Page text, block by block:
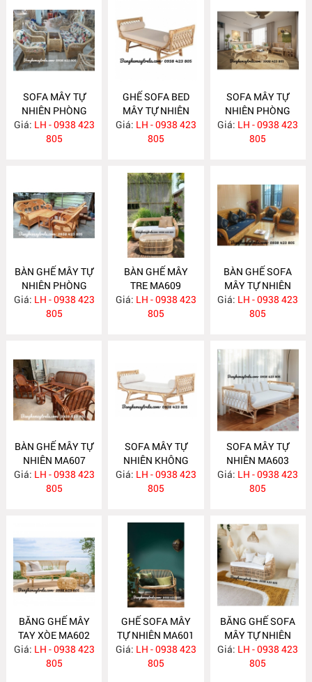
SOFA MÂY TỰ
NHIÊN PHÒNG
KHÁCH MA620
Giá: LH - 0938 423
805
GHẾ SOFA BED
MÂY TỰ NHIÊN
MA615
Giá: LH - 0938 423
805
SOFA MÂY TỰ
NHIÊN PHÒNG
KHÁCH MA612
Giá: LH - 0938 423
805
BÀN GHẾ MÂY TỰ
NHIÊN PHÒNG
KHÁCH MA610
Giá: LH - 0938 423
805
BÀN GHẾ MÂY
TRE MA609
Giá: LH - 0938 423
805
BÀN GHẾ SOFA
MÂY TỰ NHIÊN
PHÒNG KHÁCH
MA608
Giá: LH - 0938 423
805
BÀN GHẾ MÂY TỰ
NHIÊN MA607
Giá: LH - 0938 423
805
SOFA MÂY TỰ
NHIÊN KHÔNG
TỰA MA604
Giá: LH - 0938 423
805
SOFA MÂY TỰ
NHIÊN MA603
Giá: LH - 0938 423
805
BĂNG GHẾ MÂY
TAY XÒE MA602
Giá: LH - 0938 423
805
GHẾ SOFA MÂY
TỰ NHIÊN MA601
Giá: LH - 0938 423
805
BĂNG GHẾ SOFA
MÂY TỰ NHIÊN
MA597
Giá: LH - 0938 423
805